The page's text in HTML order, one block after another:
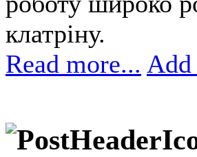
клатріну.
Read more... Add